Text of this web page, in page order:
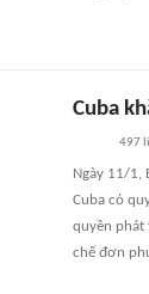
Cuba
497
Ngày 11/1,
Cuba có
quyền phát
chế đơn